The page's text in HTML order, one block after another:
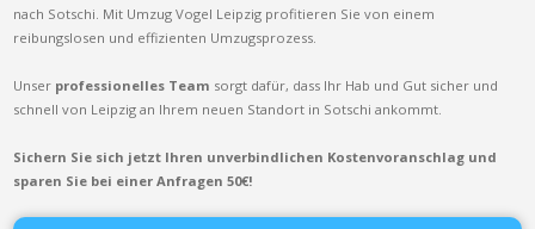
nach Sotschi. Mit Umzug Vogel Leipzig profitieren Sie von einem
reibungslosen und effizienten Umzugsprozess.
Unser professionelles Team sorgt dafür, dass Ihr Hab und Gut sicher und
schnell von Leipzig an Ihrem neuen Standort in Sotschi ankommt.
Sichern Sie sich jetzt Ihren unverbindlichen Kostenvoranschlag und
sparen Sie bei einer Anfragen 50€!